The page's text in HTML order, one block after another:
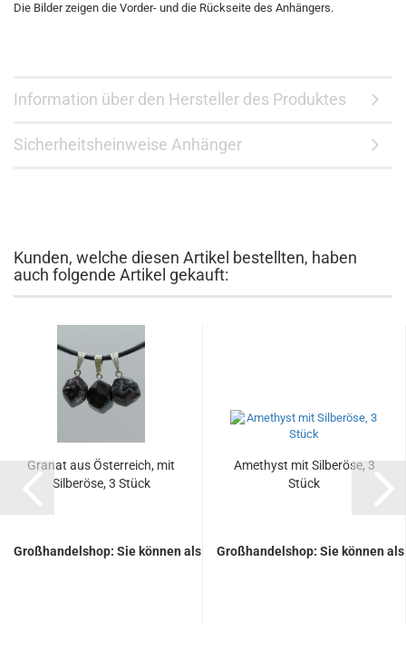
Die Bilder zeigen die Vorder- und die Rückseite des Anhängers.
Information über den Hersteller des Produktes
Sicherheitsheinweise Anhänger
Kunden, welche diesen Artikel bestellten, haben
auch folgende Artikel gekauft:
Gra­nat aus Ös­ter­reich, mit
Sil­ber­ö­se, 3 Stück
Großhandelshop: Sie können als Gast keine Preise sehen.
Ame­thyst mit Sil­ber­ö­se, 3
Stück
Großhandelshop: Sie können